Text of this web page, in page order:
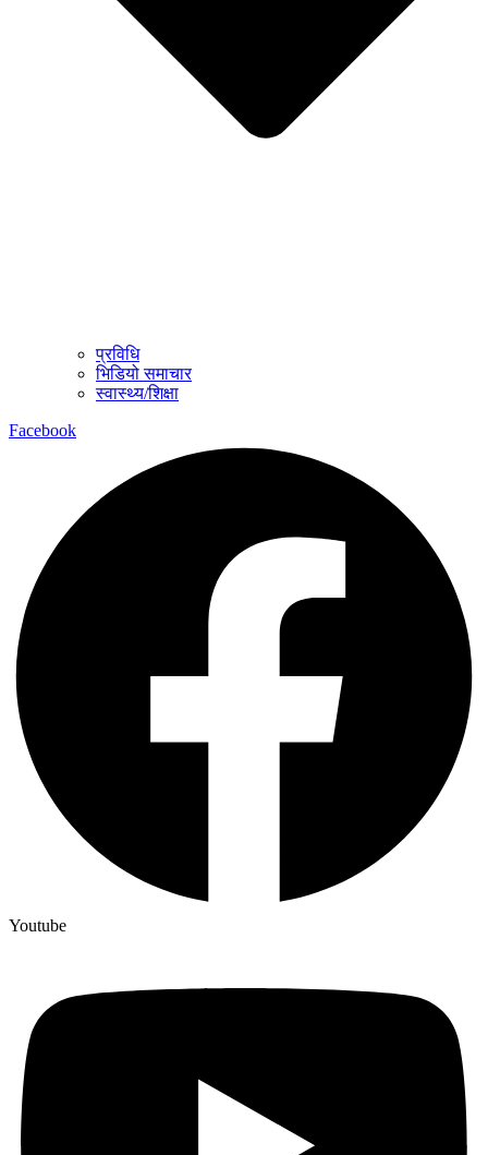
प्रविधि
भिडियो समाचार
स्वास्थ्य/शिक्षा
Facebook
Youtube